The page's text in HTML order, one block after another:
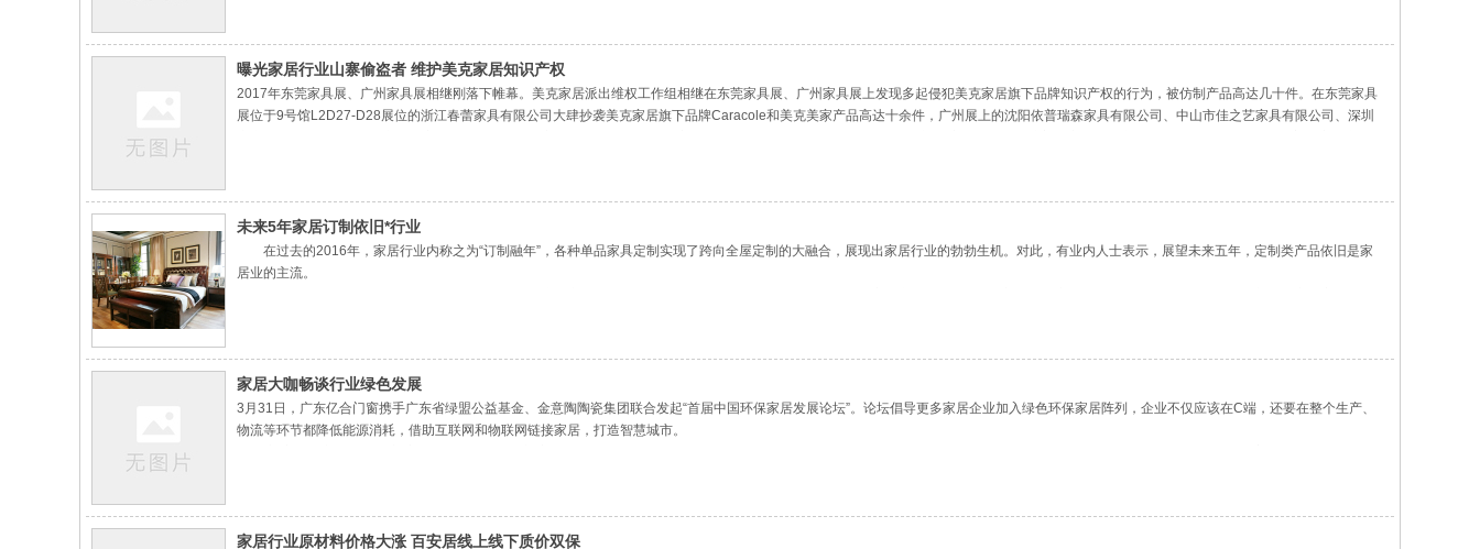
曝光家居行业山寨偷盗者 维护美克家居知识产权
2017年东莞家具展、广州家具展相继刚落下帷幕。美克家居派出维权工作组相继在东莞家具展、广州家具展上发现多起侵犯美克家居旗下品牌知识产权的行为，被仿制产品高达几十件。在东莞家具
展位于9号馆L2D27-D28展位的浙江春蕾家具有限公司大肆抄袭美克家居旗下品牌Caracole和美克美家产品高达十余件，广州展上的沈阳依普瑞森家具有限公司、中山市佳之艺家具有限公司、深圳
未来5年家居订制依旧*行业
在过去的2016年，家居行业内称之为“订制融年”，各种单品家具定制实现了跨向全屋定制的大融合，展现出家居行业的勃勃生机。对此，有业内人士表示，展望未来五年，定制类产品依旧是家
居业的主流。
家居大咖畅谈行业绿色发展
3月31日，广东亿合门窗携手广东省绿盟公益基金、金意陶陶瓷集团联合发起“首届中国环保家居发展论坛”。论坛倡导更多家居企业加入绿色环保家居阵列，企业不仅应该在C端，还要在整个生产、
物流等环节都降低能源消耗，借助互联网和物联网链接家居，打造智慧城市。
家居行业原材料价格大涨 百安居线上线下质价双保